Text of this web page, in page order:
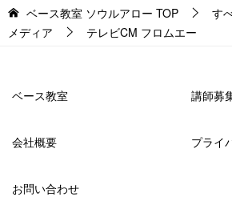
ベース教室 ソウルアロー TOP
す
メディア
テレビCM フロムエー
ベース教室 講師募
会社概要 プライ
お問い合わせ